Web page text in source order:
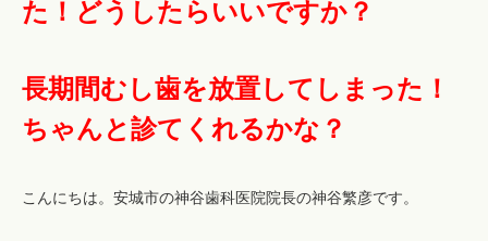
た！どうしたらいいですか？
長期間むし歯を放置してしまった！
ちゃんと診てくれるかな？
こんにちは。安城市の神谷歯科医院院長の神谷繁彦です。